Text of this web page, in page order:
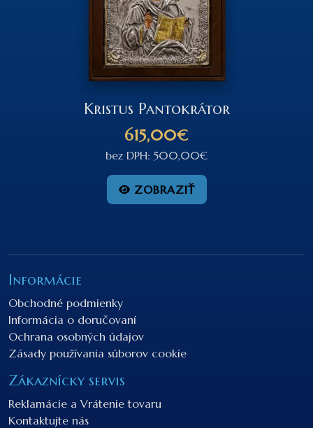
Kristus Pantokrátor
615,00€
bez DPH: 500,00€
ZOBRAZIŤ
Informácie
Obchodné podmienky
Informácia o doručovaní
Ochrana osobných údajov
Zásady používania súborov cookie
Zákaznícky servis
Reklamácie a Vrátenie tovaru
Kontaktujte nás